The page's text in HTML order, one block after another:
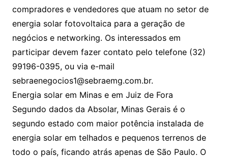
compradores e vendedores que atuam no setor de
energia solar fotovoltaica para a geração de
negócios e networking. Os interessados em
participar devem fazer contato pelo telefone (32)
99196-0395, ou via e-mail
sebraenegocios1@sebraemg.com.br.
Energia solar em Minas e em Juiz de Fora
Segundo dados da Absolar, Minas Gerais é o
segundo estado com maior potência instalada de
energia solar em telhados e pequenos terrenos de
todo o país, ficando atrás apenas de São Paulo. O